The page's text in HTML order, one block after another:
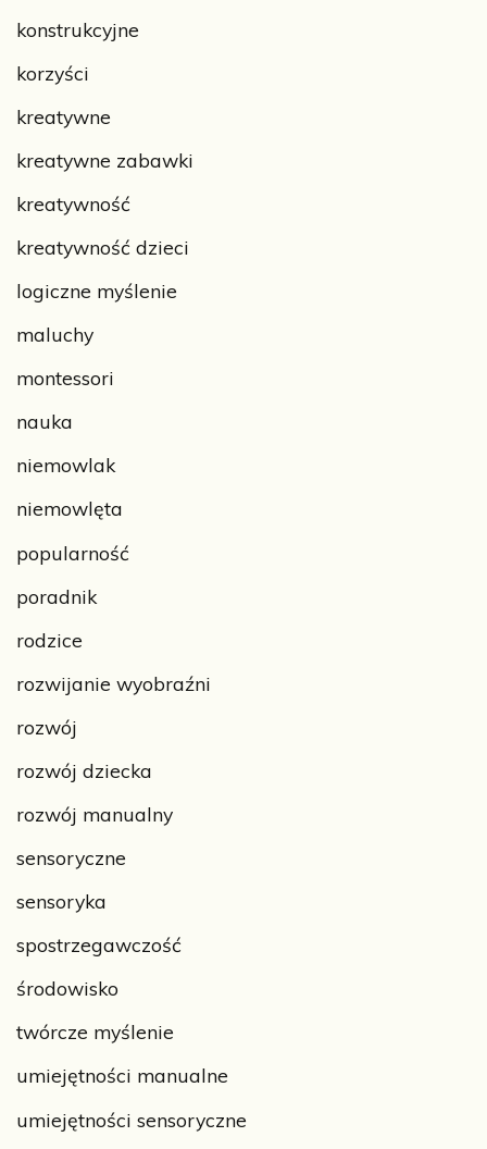
konstrukcyjne
korzyści
kreatywne
kreatywne zabawki
kreatywność
kreatywność dzieci
logiczne myślenie
maluchy
montessori
nauka
niemowlak
niemowlęta
popularność
poradnik
rodzice
rozwijanie wyobraźni
rozwój
rozwój dziecka
rozwój manualny
sensoryczne
sensoryka
spostrzegawczość
środowisko
twórcze myślenie
umiejętności manualne
umiejętności sensoryczne